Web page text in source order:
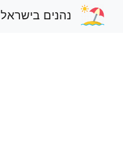
נהנים בישראל